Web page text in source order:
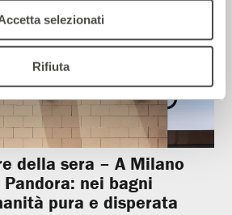
selezionati
Rifiuta
della sera – A Milano
nei bagni
pura e disperata